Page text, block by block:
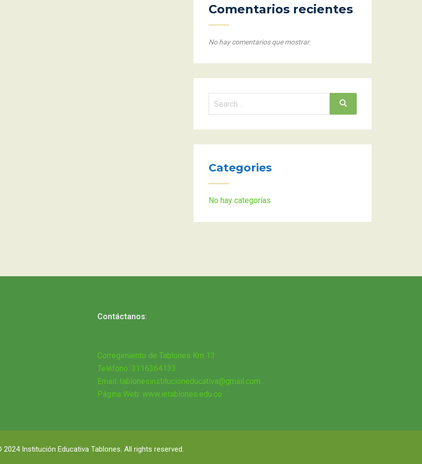
Comentarios recientes
No hay comentarios que mostrar.
Search
Search
Categories
No hay categorías
Contáctanos:
Corregimiento de Tablones Km 13
Teléfono: 3116364133
Email: tablonesinstitucioneducativa@gmail.com
Página Web: www.ietablones.edu.co
2024 Institución Educativa Tablones. All rights reserved.